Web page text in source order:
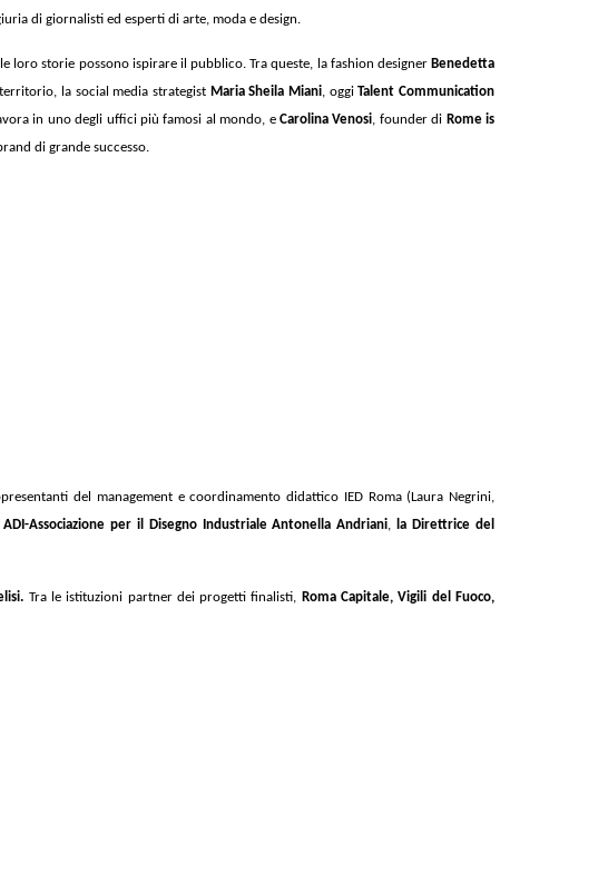
di giornalisti ed esperti di arte, moda e design.
loro storie possono ispirare il pubblico. Tra queste, la fashion designer Benedetta
la social media strategist Maria Sheila Miani, oggiTalent Communication
in uno degli uffici più famosi al mondo, e Carolina Venosi, founder di Rome is
di grande successo.
del management e coordinamento didattico IED Roma (Laura Negrini,
Associazione per il Disegno Industriale Antonella Andriani,
la Direttrice del
Tra le istituzioni partner dei progetti finalisti, Roma Capitale, Vigili del Fuoco,